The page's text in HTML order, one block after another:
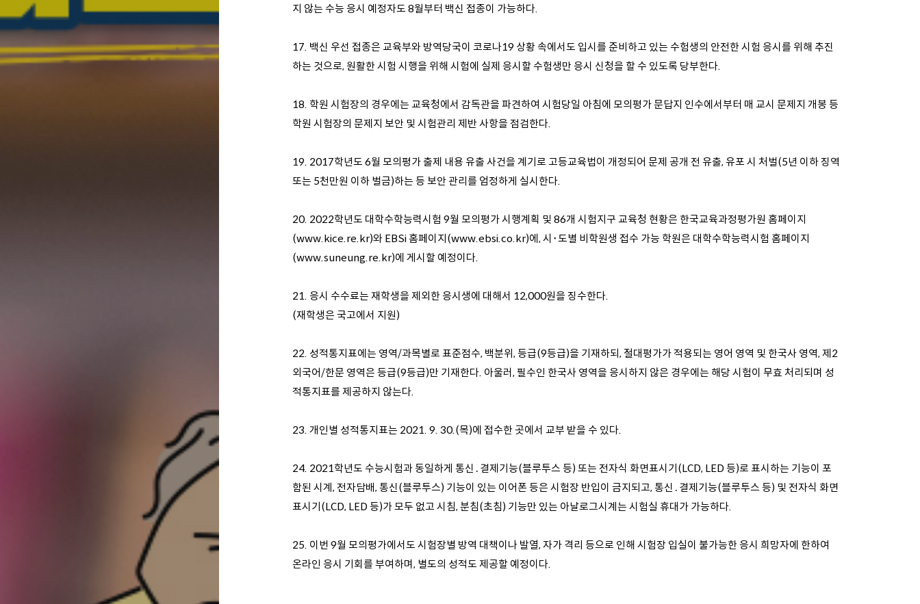
지 않는 수능 응시 예정자도 8월부터 백신 접종이 가능하다.
17. 백신 우선 접종은 교육부와 방역당국이 코로나19 상황 속에서도 입시를 준비하고 있는 수험생의 안전한 시험 응시를 위해 추진
하는 것으로, 원활한 시험 시행을 위해 시험에 실제 응시할 수험생만 응시 신청을 할 수 있도록 당부한다.
18. 학원 시험장의 경우에는 교육청에서 감독관을 파견하여 시험당일 아침에 모의평가 문답지 인수에서부터 매 교시 문제지 개봉 등
학원 시험장의 문제지 보안 및 시험관리 제반 사항을 점검한다.
19. 2017학년도 6월 모의평가 출제 내용 유출 사건을 계기로 고등교육법이 개정되어 문제 공개 전 유출, 유포 시 처벌(5년 이하 징역
또는 5천만원 이하 벌금)하는 등 보안 관리를 엄정하게 실시한다.
20. 2022학년도 대학수학능력시험 9월 모의평가 시행계획 및 86개 시험지구 교육청 현황은 한국교육과정평가원 홈페이지
(www.kice.re.kr)와 EBSi 홈페이지(www.ebsi.co.kr)에, 시･도별 비학원생 접수 가능 학원은 대학수학능력시험 홈페이지
(www.suneung.re.kr)에 게시할 예정이다.
21. 응시 수수료는 재학생을 제외한 응시생에 대해서 12,000원을 징수한다.
(재학생은 국고에서 지원)
22. 성적통지표에는 영역/과목별로 표준점수, 백분위, 등급(9등급)을 기재하되, 절대평가가 적용되는 영어 영역 및 한국사 영역, 제2
외국어/한문 영역은 등급(9등급)만 기재한다. 아울러, 필수인 한국사 영역을 응시하지 않은 경우에는 해당 시험이 무효 처리되며 성
적통지표를 제공하지 않는다.
23. 개인별 성적통지표는 2021. 9. 30.(목)에 접수한 곳에서 교부 받을 수 있다.
24. 2021학년도 수능시험과 동일하게 통신․결제기능(블루투스 등) 또는 전자식 화면표시기(LCD, LED 등)로 표시하는 기능이 포
함된 시계, 전자담배, 통신(블루투스) 기능이 있는 이어폰 등은 시험장 반입이 금지되고, 통신․결제기능(블루투스 등) 및 전자식 화면
표시기(LCD, LED 등)가 모두 없고 시침, 분침(초침) 기능만 있는 아날로그시계는 시험실 휴대가 가능하다.
25. 이번 9월 모의평가에서도 시험장별 방역 대책이나 발열, 자가 격리 등으로 인해 시험장 입실이 불가능한 응시 희망자에 한하여
온라인 응시 기회를 부여하며, 별도의 성적도 제공할 예정이다.